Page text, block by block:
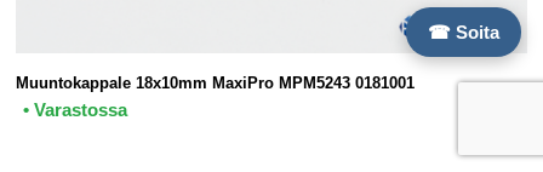
Muuntokappale 18x10mm MaxiPro MPM5243 0181001
• Varastossa
☎ Soita